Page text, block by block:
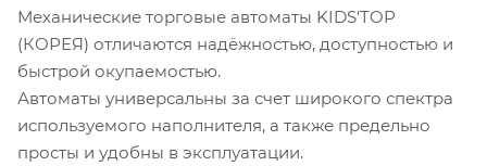
Механические торговые автоматы KIDS'TOP
(КОРЕЯ) отличаются надёжностью, доступностью и
быстрой окупаемостью.
Автоматы универсальны за счет широкого спектра
используемого наполнителя, а также предельно
просты и удобны в эксплуатации.